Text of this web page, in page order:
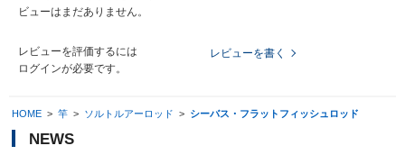
ビューはまだありません。
レビューを評価するには
ログインが必要です。
レビューを書く
HOME > 竿 > ソルトルアーロッド > シーバス・フラットフィッシュロッド
NEWS